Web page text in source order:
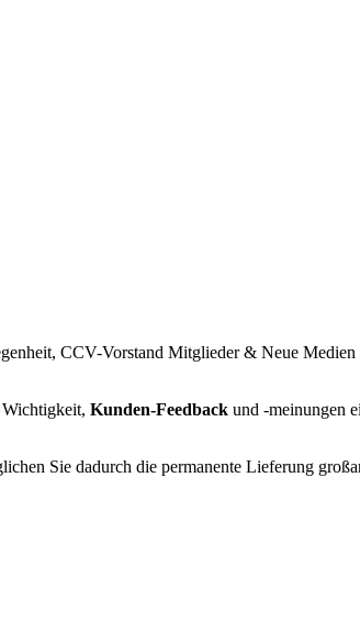
CCV-Vorstand Mitglieder & Neue Medien
Kunden-Feedback und -meinungen
Sie dadurch die permanente Lieferung